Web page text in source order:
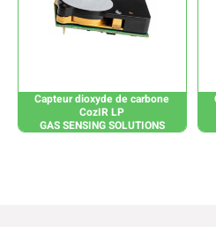
Capteur dioxyde de carbone
CozIR LP
GAS SENSING SOLUTIONS